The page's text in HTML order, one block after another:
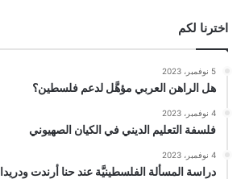
اخترنا لكم
5 نوفمبر، 2023
هل الراهن العربي مؤهَّل لدعم فلسطين؟
4 نوفمبر، 2023
فلسفة التعليم الديني في الكيان الصهيوني
4 نوفمبر، 2023
دراسة المسألة الفلسطينيَّة عند حنا أرندت ودريدا